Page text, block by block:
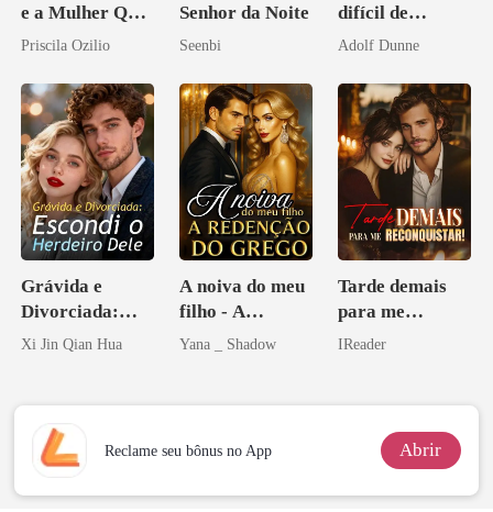
e a Mulher Que
Ele Jurou Odiar
Priscila Ozilio
Senhor da Noite
Seenbi
difícil de
reconquistar
Adolf Dunne
Grávida e
Divorciada:
Escondi o
Xi Jin Qian Hua
A noiva do meu
filho - A
Redenção do
Yana _ Shadow
Tarde demais
para me
reconquistar!
IReader
Reclame seu bônus no App Abrir